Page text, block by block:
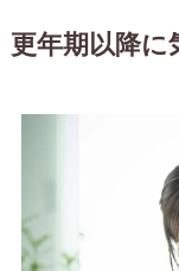
更年期以降